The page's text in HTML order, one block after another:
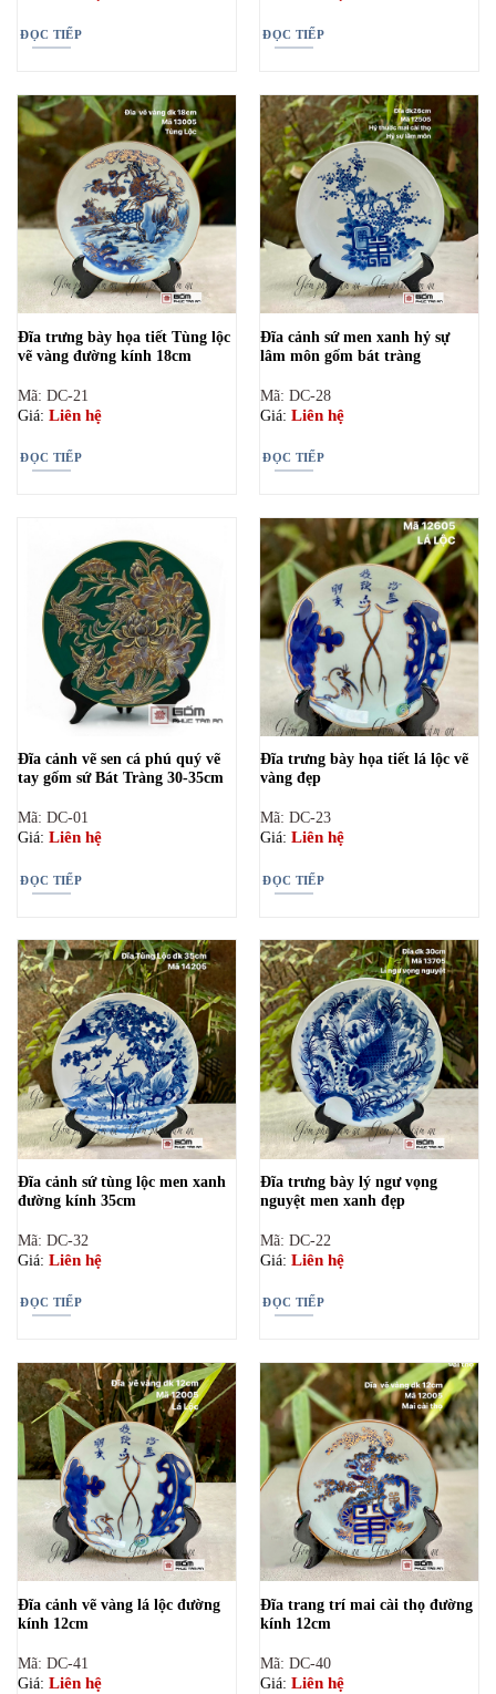
ĐỌC TIẾP ĐỌC TIẾP
Đĩa trưng bày họa tiết Tùng lộc
vẽ vàng đường kính 18cm
Mã: DC-21
Giá: Liên hệ
ĐỌC TIẾP
Đĩa cảnh sứ men xanh hỷ sự
lâm môn gốm bát tràng
Mã: DC-28
Giá: Liên hệ
ĐỌC TIẾP
Đĩa cảnh vẽ sen cá phú quý vẽ
tay gốm sứ Bát Tràng 30-35cm
Mã: DC-01
Giá: Liên hệ
ĐỌC TIẾP
Đĩa trưng bày họa tiết lá lộc vẽ
vàng đẹp
Mã: DC-23
Giá: Liên hệ
ĐỌC TIẾP
Đĩa cảnh sứ tùng lộc men xanh
đường kính 35cm
Mã: DC-32
Giá: Liên hệ
ĐỌC TIẾP
Đĩa trưng bày lý ngư vọng
nguyệt men xanh đẹp
Mã: DC-22
Giá: Liên hệ
ĐỌC TIẾP
Đĩa cảnh vẽ vàng lá lộc đường
kính 12cm
Mã: DC-41
Giá: Liên hệ
Đĩa trang trí mai cài thọ đường
kính 12cm
Mã: DC-40
Giá: Liên hệ